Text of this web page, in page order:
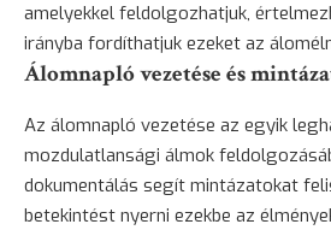
amelyekkel feldolgozhatjuk,
irányba fordíthatjuk ezeket az
Álomnapló vezetése és
Az álomnapló vezetése az egyik
mozdulatlansági álmok
dokumentálás segít mintázatokat
betekintést nyerni ezekbe az